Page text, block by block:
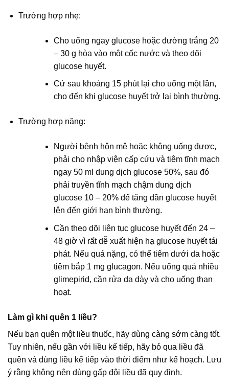
Trường hợp nhẹ:
Cho uống ngay glucose hoặc đường trắng 20
– 30 g hòa vào một cốc nước và theo dõi
glucose huyết.
Cứ sau khoảng 15 phút lại cho uống một lần,
cho đến khi glucose huyết trở lại bình thường.
Trường hợp nặng:
Người bệnh hôn mê hoặc không uống được,
phải cho nhập viện cấp cứu và tiêm tĩnh mạch
ngay 50 ml dung dịch glucose 50%, sau đó
phải truyền tĩnh mạch chậm dung dịch
glucose 10 – 20% để tăng dần glucose huyết
lên đến giới hạn bình thường.
Cần theo dõi liên tục glucose huyết đến 24 –
48 giờ vì rất dễ xuất hiện hạ glucose huyết tái
phát. Nếu quá nặng, có thể tiêm dưới da hoặc
tiêm bắp 1 mg glucagon. Nếu uống quá nhiều
glimepirid, cần rửa dạ dày và cho uống than
hoạt.
Làm gì khi quên 1 liều?
Nếu bạn quên một liều thuốc, hãy dùng càng sớm càng tốt.
Tuy nhiên, nếu gần với liều kế tiếp, hãy bỏ qua liều đã
quên và dùng liều kế tiếp vào thời điểm như kế hoạch. Lưu
ý rằng không nên dùng gấp đôi liều đã quy định.